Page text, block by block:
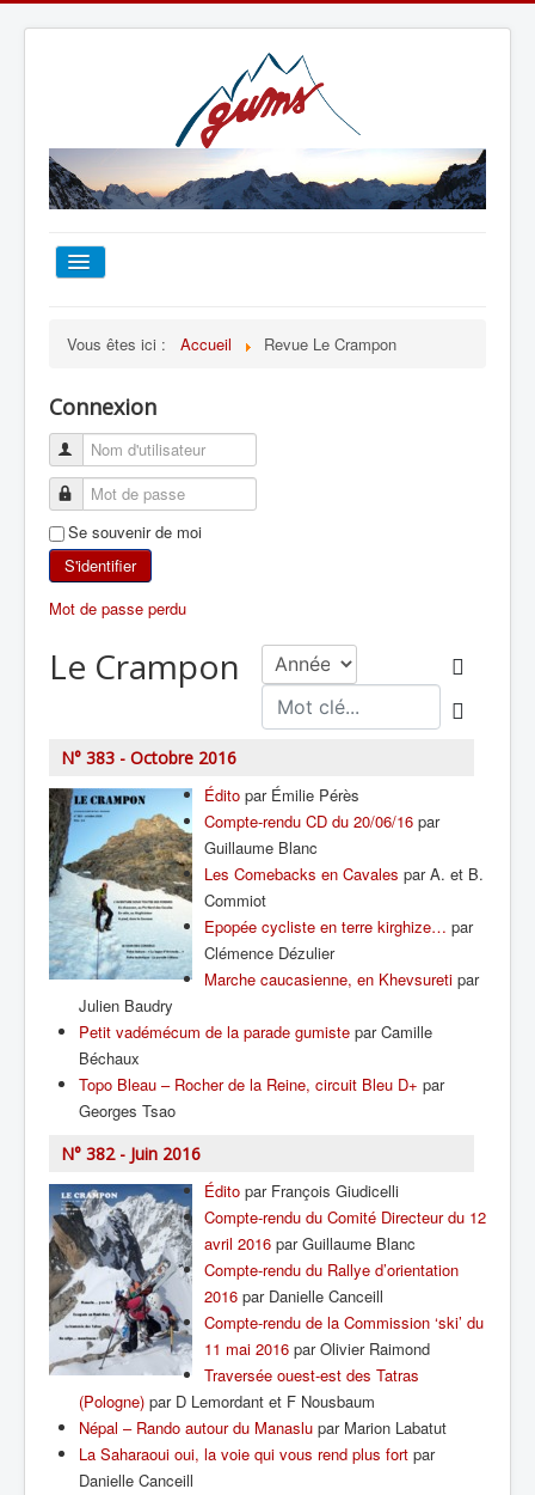
ESCALADE
ALPINISME
SKI DE RANDONNÉE
RANDONNÉE PÉDESTRE
RANDONNÉE SPORTIVE
Vous êtes ici : Accueil Revue Le Crampon
Connexion
Se souvenir de moi
S'identifier
Mot de passe perdu
Le Crampon
N° 383 - Octobre 2016
Édito par Émilie Pérès
Compte-rendu CD du 20/06/16 par
Guillaume Blanc
Les Comebacks en Cavales par A. et B.
Commiot
Epopée cycliste en terre kirghize… par
Clémence Dézulier
Marche caucasienne, en Khevsureti par
Julien Baudry
Petit vadémécum de la parade gumiste par Camille
Béchaux
Topo Bleau – Rocher de la Reine, circuit Bleu D+ par
Georges Tsao
N° 382 - Juin 2016
Édito par François Giudicelli
Compte-rendu du Comité Directeur du 12
avril 2016 par Guillaume Blanc
Compte-rendu du Rallye d’orientation
2016 par Danielle Canceill
Compte-rendu de la Commission ‘ski’ du
11 mai 2016 par Olivier Raimond
Traversée ouest-est des Tatras
(Pologne) par D Lemordant et F Nousbaum
Népal – Rando autour du Manaslu par Marion Labatut
La Saharaoui oui, la voie qui vous rend plus fort par
Danielle Canceill